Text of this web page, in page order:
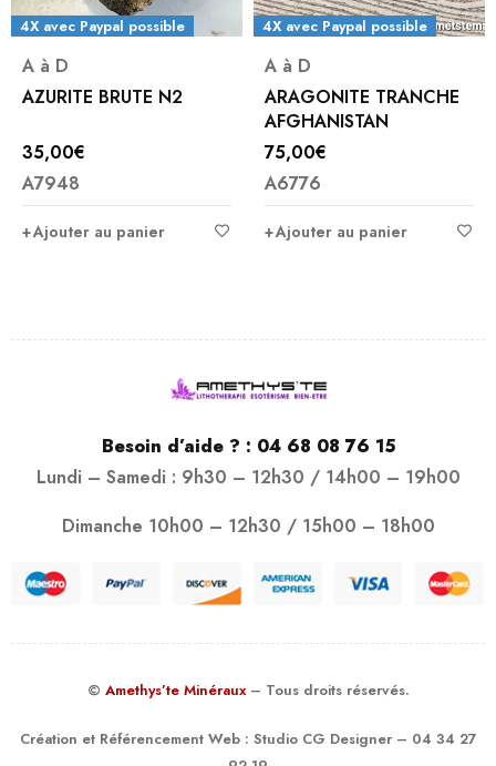
4X avec Paypal possible
A à D
AZURITE BRUTE N2
35,00€
A7948
Ajouter au panier
4X avec Paypal possible
A à D
ARAGONITE TRANCHE
AFGHANISTAN
75,00€
A6776
Ajouter au panier
Besoin d’aide ? : 04 68 08 76 15
Lundi – Samedi : 9h30 – 12h30 / 14h00 – 19h00
Dimanche 10h00 – 12h30 / 15h00 – 18h00
© Amethys’te Minéraux – Tous droits réservés.
Création et Référencement Web : Studio CG Designer– 04 34 27